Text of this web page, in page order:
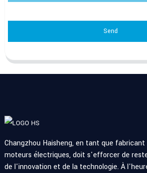
Send
Changzhou Haisheng, en tant que fabricant
moteurs électriques, doit s'efforcer de
de l'innovation et de la technologie. À